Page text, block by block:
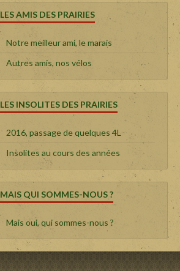
LES AMIS DES PRAIRIES
Notre meilleur ami, le marais
Autres amis, nos vélos
LES INSOLITES DES PRAIRIES
2016, passage de quelques 4L
Insolites au cours des années
MAIS QUI SOMMES-NOUS ?
Mais oui, qui sommes-nous ?